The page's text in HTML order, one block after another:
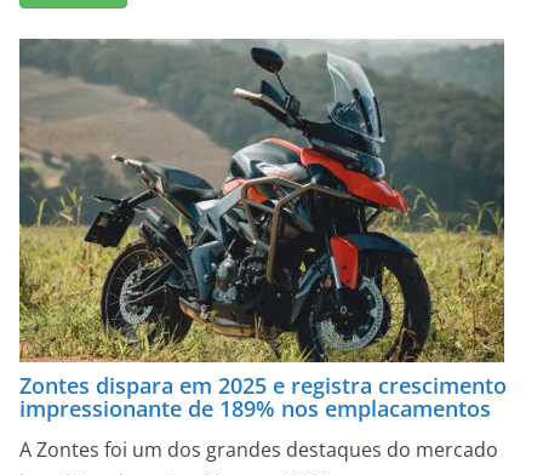
Zontes dispara em 2025 e registra crescimento
impressionante de 189% nos emplacamentos
A Zontes foi um dos grandes destaques do mercado